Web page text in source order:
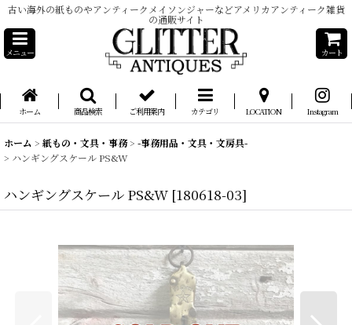
古い海外の紙ものやアンティークメイソンジャーなどアメリカアンティーク雑貨
の通販サイト
メニュー カート
ホーム 商品検索 ご利用案内 カテゴリ LOCATION Instagram
ホーム > 紙もの・文具・事務> -事務用品・文具・文房具-
> ハンギングスケール PS&W
ハンギングスケール PS&W [180618-03]